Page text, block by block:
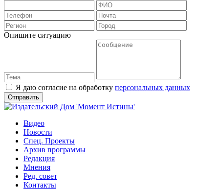
Опишите ситуацию
Я даю согласие на обработку персональных данных
Видео
Новости
Спец. Проекты
Архив программы
Редакция
Мнения
Ред. совет
Контакты